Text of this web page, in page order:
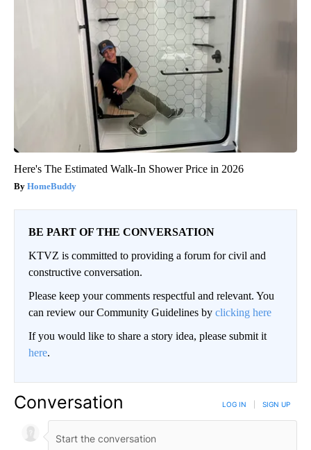
Here's The Estimated Walk-In Shower Price in 2026
HomeBuddy
BE PART OF THE CONVERSATION
KTVZ is committed to providing a forum for civil and
constructive conversation.
Please keep your comments respectful and relevant. You
can review our Community Guidelines by clicking here
If you would like to share a story idea, please submit it
here.
Conversation LOG IN SIGN UP